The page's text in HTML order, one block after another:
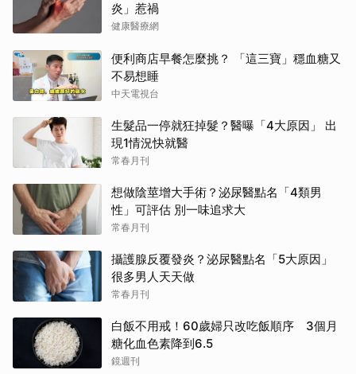
炎」惹禍
健康醫療網
便利商店早餐怎麼挑？ 「這三寶」穩血糖又
不易想睡
中天電視台
生髮品一停就狂掉髮？醫曝「4大原因」 出
現1情況快就醫
常春月刊
想做陰莖增大手術？泌尿醫點名「4類男
性」可評估 別一味追求大
常春月刊
攝護腺反覆發炎？泌尿醫點名「5大原因」
很多男人天天做
常春月刊
白飯不用戒！60歲婦只改吃飯順序 3個月
糖化血色素降到6.5
鏡週刊